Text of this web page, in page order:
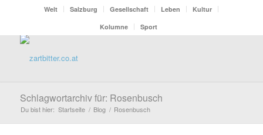
Welt Salzburg Gesellschaft Leben
Kultur
Kolumne
Sport
Schlagwortarchiv für: Rosenbusch
Du bist hier: Startseite / Blog / Rosenbusch